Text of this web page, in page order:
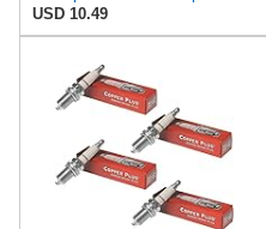
USD 10.49